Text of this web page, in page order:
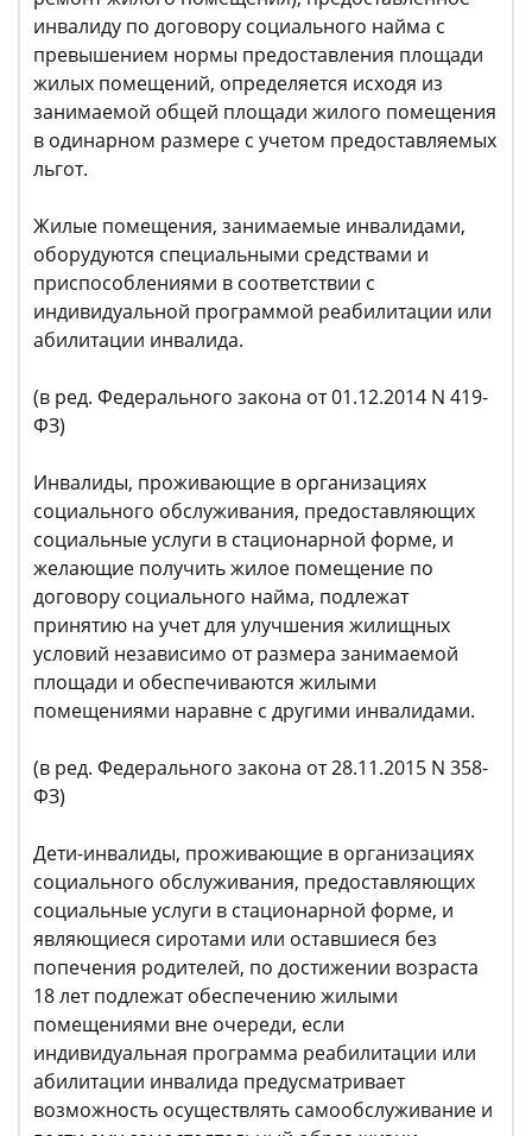
инвалиду по договору социального найма с
превышением нормы предоставления площади
жилых помещений, определяется исходя из
занимаемой общей площади жилого помещения
в одинарном размере с учетом предоставляемых
льгот.
Жилые помещения, занимаемые инвалидами,
оборудуются специальными средствами и
приспособлениями в соответствии с
индивидуальной программой реабилитации или
абилитации инвалида.
(в ред. Федерального закона от 01.12.2014 N 419-
ФЗ)
Инвалиды, проживающие в организациях
социального обслуживания, предоставляющих
социальные услуги в стационарной форме, и
желающие получить жилое помещение по
договору социального найма, подлежат
принятию на учет для улучшения жилищных
условий независимо от размера занимаемой
площади и обеспечиваются жилыми
помещениями наравне с другими инвалидами.
(в ред. Федерального закона от 28.11.2015 N 358-
ФЗ)
Дети-инвалиды, проживающие в организациях
социального обслуживания, предоставляющих
социальные услуги в стационарной форме, и
являющиеся сиротами или оставшиеся без
попечения родителей, по достижении возраста
18 лет подлежат обеспечению жилыми
помещениями вне очереди, если
индивидуальная программа реабилитации или
абилитации инвалида предусматривает
возможность осуществлять самообслуживание и